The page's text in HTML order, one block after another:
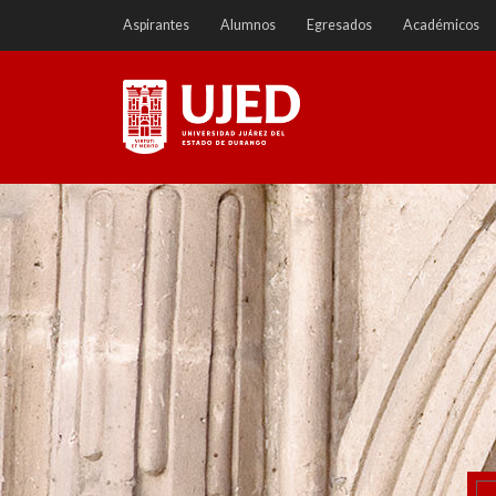
a
Aspirantes Alumnos Egresados Académicos
Universidad Juárez del
Estado de Durango